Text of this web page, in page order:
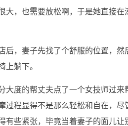
大，也需要放松啊，于是她直接
后，妻子先找了个舒服的位置，然
上躺下。
大度的帮丈夫点了一个女技师过
过程显得不是那么轻松和自在，尽
有些紧张，毕竟当着妻子的面儿